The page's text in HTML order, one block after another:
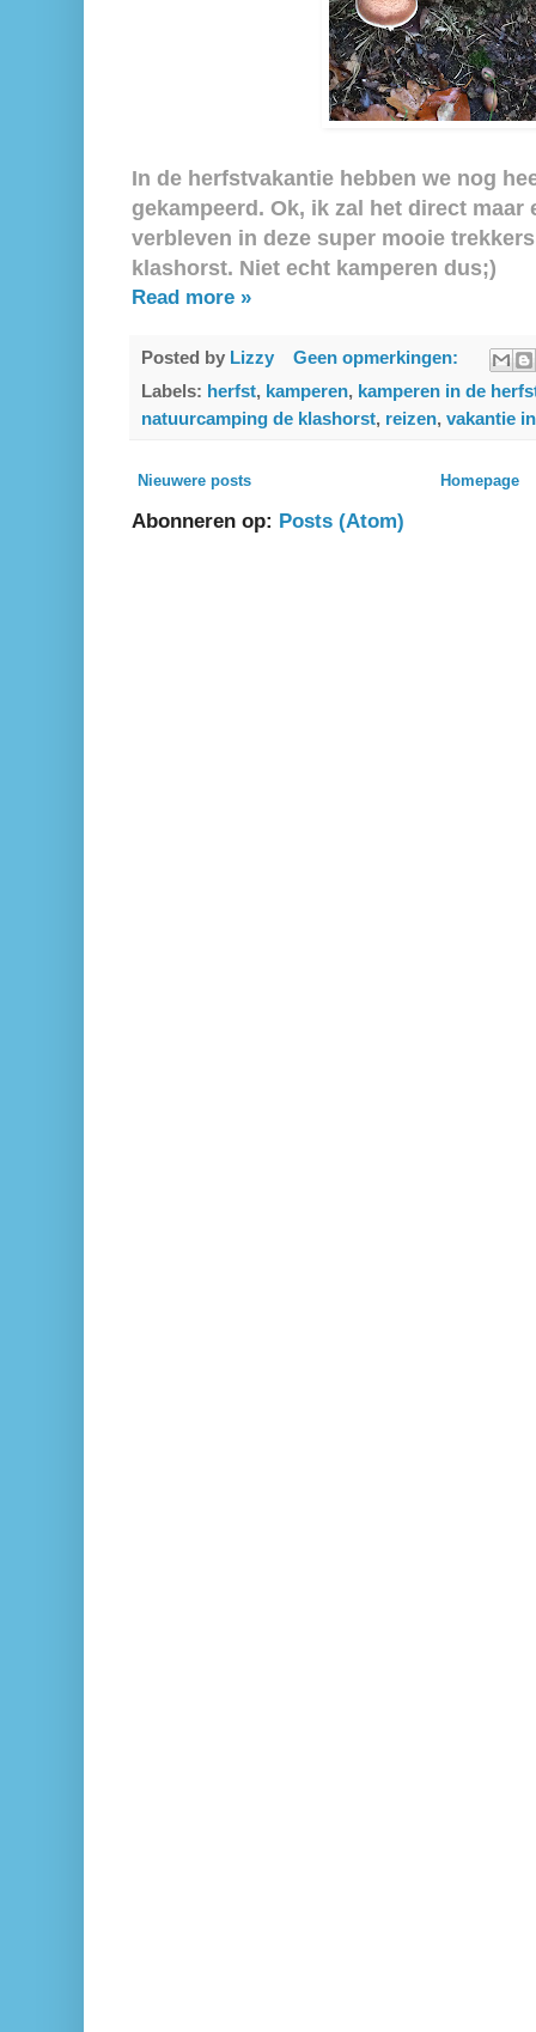
In de herfstvakantie hebben we nog
gekampeerd. Ok, ik zal het direct maar
verbleven in deze super mooie
klashorst. Niet echt kamperen dus;)
Read more »
Posted by Lizzy
Geen opmerkingen:
Labels: herfst, kamperen, kamperen in de
natuurcamping de klashorst, reizen, vakantie
Nieuwere posts Homepage
Abonneren op: Posts (Atom)